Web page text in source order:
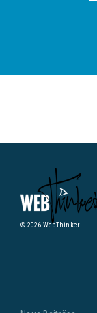
© 2026 WebThinker